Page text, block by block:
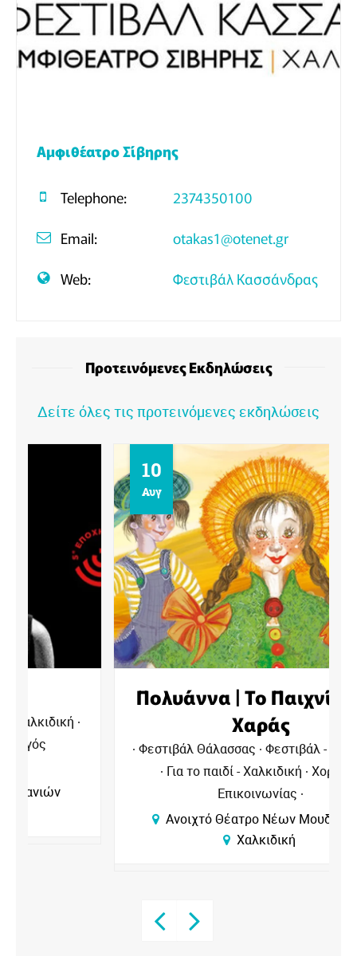
Αμφιθέατρο Σίβηρης
Telephone:
2374350100
Email:
otakas1@otenet.gr
Web:
Φεστιβάλ Κασσάνδρας
Προτεινόμενες Εκδηλώσεις
Δείτε όλες τις προτεινόμενες εκδηλώσεις
Πολυάννα | Το Παιχνίδι της
Φεστιβάλ Θάλασσας Φεστιβάλ - Χαλκιδική
Για το παιδί - Χαλκιδική Χορηγός
Ανοιχτό Θέατρο Νέων Μουδανιών